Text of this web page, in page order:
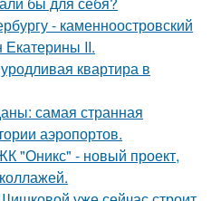
- каменноостровский
Екатерины II.
квартира в
самая странная
аэропортов.
"Оникс" - новый проект,